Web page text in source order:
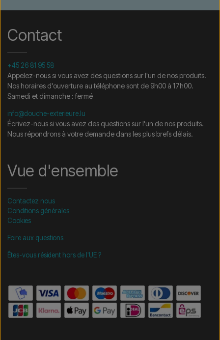
Contact
+45 26 81 95 58
Appelez-nous si vous avez des questions sur l'un de nos produits.
Nos horaires d'ouverture au téléphone sont de 9h00 à 17h00.
Samedi et dimanche : fermé
info@douche-exterieure.lu
Écrivez-nous si vous avez des questions sur l'un de nos produits.
Nous répondrons à votre demande dans les plus brefs délais.
Vue d'ensemble
Contactez nous
Conditions générales
Cookies
Foire aux questions
Êtes-vous résident hors de l'UE ?